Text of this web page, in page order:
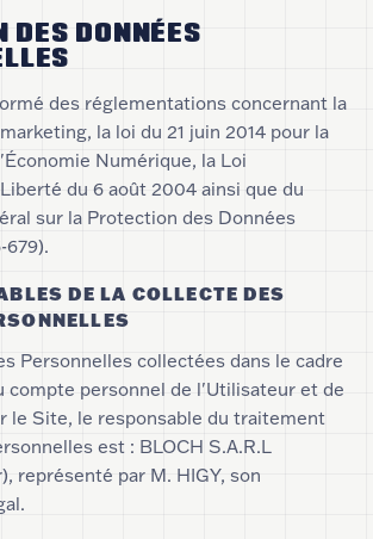
DES DONNÉES
des réglementations concernant la
la loi du 21 juin 2014 pour la
Numérique, la Loi
du 6 août 2004 ainsi que du
sur la Protection des Données
679).
DE LA COLLECTE DES
Personnelles collectées dans le cadre
compte personnel de l'Utilisateur et de
le Site, le responsable du traitement
est : BLOCH S.A.R.L
représenté par M. HIGY, son